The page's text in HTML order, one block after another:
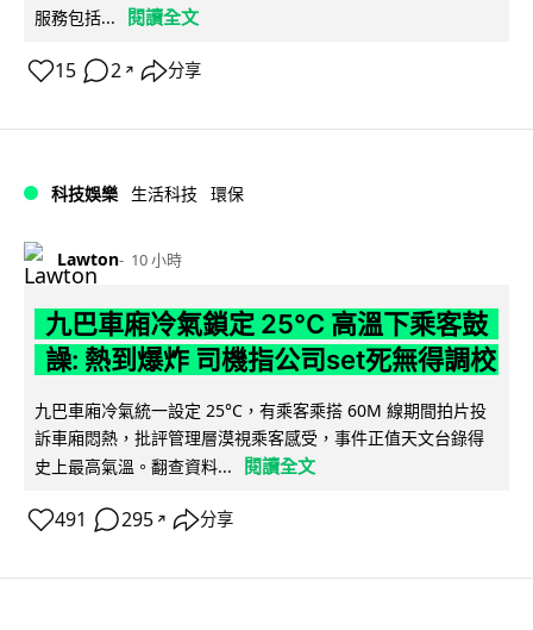
服務包括...
閱讀全文
15 2 ↗ 分享
科技娛樂 生活科技 環保
Lawton 10 小時
九巴車廂冷氣鎖定 25°C 高溫下乘客鼓
譟: 熱到爆炸 司機指公司set死無得調校
九巴車廂冷氣統一設定 25°C，有乘客乘搭 60M 線期間拍片投
訴車廂悶熱，批評管理層漠視乘客感受，事件正值天文台錄得
史上最高氣溫。翻查資料...
閱讀全文
491 295 ↗ 分享